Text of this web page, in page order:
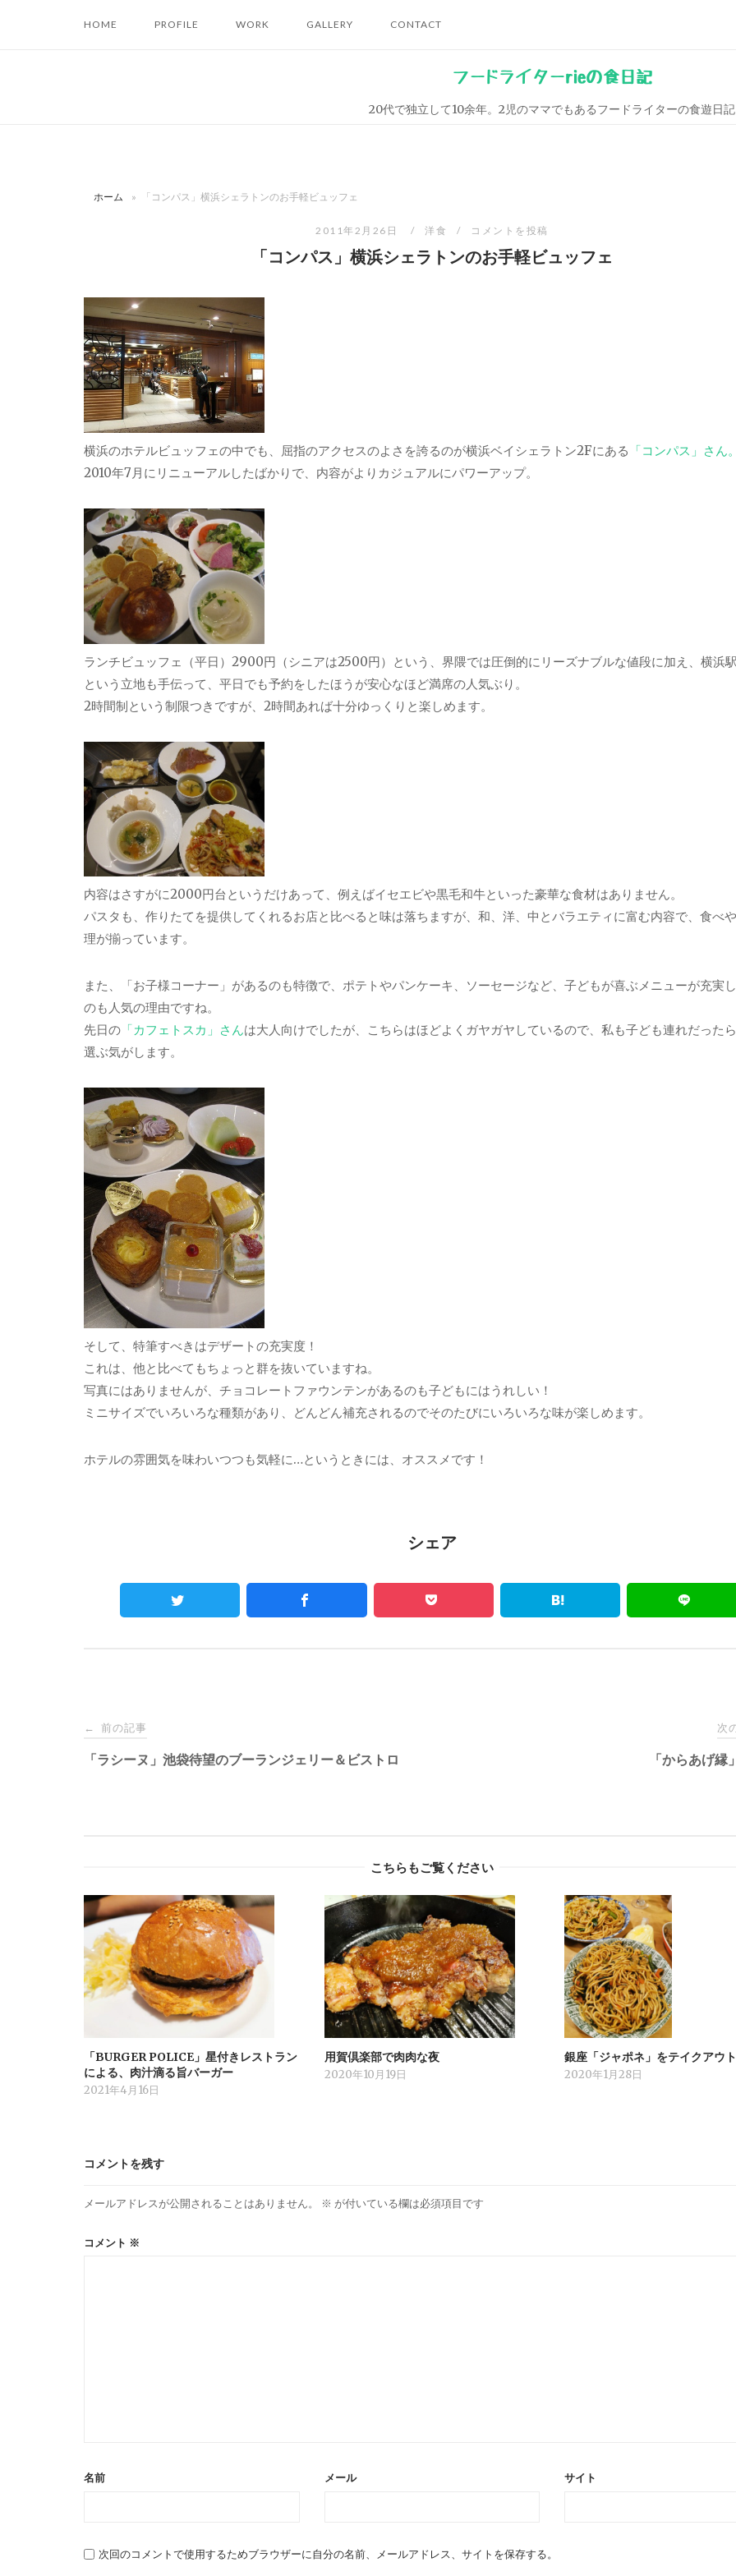
HOME PROFILE WORK GALLERY CONTACT
フードライターrieの食日記
20代で独立して10余年。2児のママでもあるフードライターの食遊日記
ホーム » 「コンパス」横浜シェラトンのお手軽ビュッフェ
2011年2月26日 洋食 コメントを投稿
「コンパス」横浜シェラトンのお手軽ビュッフェ
横浜のホテルビュッフェの中でも、屈指のアクセスのよさを誇るのが横浜ベイシェラトン2Fにある 「コンパス」さん
2010年7月にリニューアルしたばかりで、内容がよりカジュアルにパワーアップ。
ランチビュッフェ（平日）2900円（シニアは2500円）という、界隈では圧倒的にリーズナブルな値段に加え、横浜
という立地も手伝って、平日でも予約をしたほうが安心なほど満席の人気ぶり。
2時間制という制限つきですが、2時間あれば十分ゆっくりと楽しめます。
内容はさすがに2000円台というだけあって、例えばイセエビや黒毛和牛といった豪華な食材はありません。
パスタも、作りたてを提供してくれるお店と比べると味は落ちますが、和、洋、中とバラエティに富む内容で、食べ
理が揃っています。
また、「お子様コーナー」があるのも特徴で、ポテトやパンケーキ、ソーセージなど、子どもが喜ぶメニューが充実
のも人気の理由ですね。
先日の 「カフェトスカ」さんは大人向けでしたが、こちらはほどよくガヤガヤしているので、私も子ども連れだった
選ぶ気がします。
そして、特筆すべきはデザートの充実度！
これは、他と比べてもちょっと群を抜いていますね。
写真にはありませんが、チョコレートファウンテンがあるのも子どもにはうれしい！
ミニサイズでいろいろな種類があり、どんどん補充されるのでそのたびにいろいろな味が楽しめます。
ホテルの雰囲気を味わいつつも気軽に…というときには、オススメです！
シェア
Post
navigation
← 前の記事
「ラシーヌ」池袋待望のブーランジェリー＆ビストロ
次
「からあげ縁
こちらもご覧ください
「BURGER POLICE」星付きレストラン
による、肉汁滴る旨バーガー
2021年4月16日
用賀倶楽部で肉肉な夜
2020年10月19日
銀座「ジャポネ」をテイクアウ
2020年1月28日
コメントを残す
メールアドレスが公開されることはありません。 ※ が付いている欄は必須項目です
コメント ※
名前 メール サイト
次回のコメントで使用するためブラウザーに自分の名前、メールアドレス、サイトを保存する。